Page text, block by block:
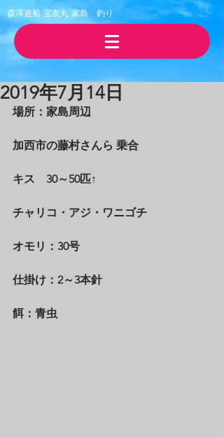
森澤遊船 宝友丸 ​家島 釣り
2019年7月14日
場所：家島周辺
加西市の藤村さんら 乗合
​キス　30～50匹↑
チャリコ・アジ・ワニゴチ
オモリ：30号
仕掛け：2～3本針
餌：青虫